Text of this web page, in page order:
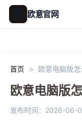
欧意官网
首页 > 欧意电脑版
欧意电脑版
发布时间：2026-06-